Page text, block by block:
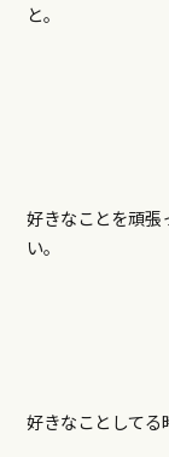
と。
好きなことを頑張
い。
好きなことしてる